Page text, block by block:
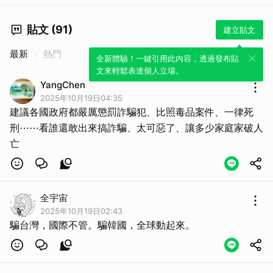
貼文 (91) 建立貼文
全新體驗！一鍵引用此內容，透過發布貼
文來輕鬆表達個人立場。
最新 熱門
YangChen
2025年10月19日04:35
建議各國政府都嚴厲懲罰詐騙犯、比照毒品案件、一律死
刑⋯⋯看誰還敢出來搞詐騙、太可惡了、讓多少家庭家破人
亡
全宇宙
2025年10月19日02:43
騙台灣，國際不管。騙韓國，全球動起來。